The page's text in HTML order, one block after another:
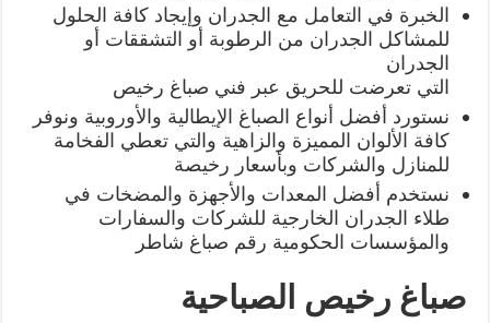
الخبرة في التعامل مع الجدران وإيجاد كافة الحلول
للمشاكل الجدران من الرطوبة أو التشققات أو
الجدران
التي تعرضت للحريق عبر فني صباغ رخيص
نستورد أفضل أنواع الصباغ الإيطالية والأوروبية ونوفر
كافة الألوان المميزة والزاهية والتي تعطي الفخامة
للمنازل والشركات وبأسعار رخيصة
نستخدم أفضل المعدات والأجهزة والمضخات في
طلاء الجدران الخارجية للشركات والسفارات
والمؤسسات الحكومية رقم صباغ شاطر
صباغ رخيص الصباحية